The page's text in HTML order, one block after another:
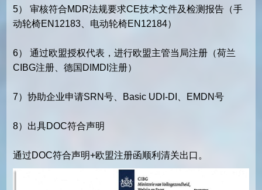
5） 审核符合MDR法规要求CE技术文件及检测报告（手
动轮椅EN12183、电动轮椅EN12184）
6） 通过欧盟授权代表，进行欧盟主管当局注册（荷兰
CIBG注册、德国DIMDI注册）
7）协助企业申请SRN号、Basic UDI-DI、EMDN号
8）出具DOC符合声明
通过DOC符合声明+欧盟注册函顺利清关出口。